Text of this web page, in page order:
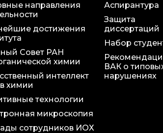
направления
достижения
Совет РАН
химии
интеллект
химии
технологии
микроскопия
сотрудников ИОХ
Аспирантура
Защита
диссертаций
Набор
ВАК о
нарушениях